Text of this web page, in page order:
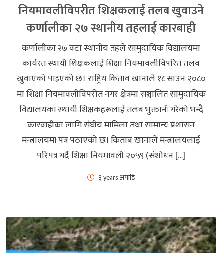
नियमावलीविपरीत शिक्षकलाई तलब खुवाउने
कर्णालीका २७ स्थानीय तहलाई कारबाही
कर्णालीका २७ वटा स्थानीय तहले सामुदायिक विद्यालयमा
कार्यरत स्थायी शिक्षकलाई शिक्षा नियमावलीविपरित तलव
खुवाएको पाइएको छ। राष्ट्रिय किताव खानाले १८ साउन २०८०
मा शिक्षा नियमावलीविपरीत नगर क्षेत्रमा सञ्चालित सामुदायिक
विद्यालयका स्थायी शिक्षकहरूलाई तलब भुक्तानी गरेको भन्दै
कारवाहीका लागि संघीय मामिला तथा सामान्य प्रशासन
मन्त्रालयमा पत्र पठाएको छ। किताब खानाले मन्त्रालयलाई
परिपत्र गर्दै शिक्षा नियमावली २०५९ (संशोधन […]
३ years अगाडि